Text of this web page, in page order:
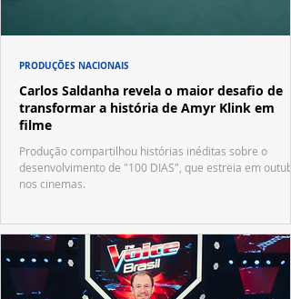
Carlos Saldanha revela o maior desafio de
transformar a história de Amyr Klink em
filme
Produção compartilhou histórias inéditas sobre o
desenvolvimento de "100 DIAS", que estreia em
nos cinemas.
PRODUÇÕES NACIONAIS